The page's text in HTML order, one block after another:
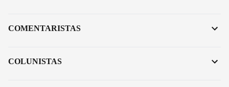
COMENTARISTAS
COLUNISTAS